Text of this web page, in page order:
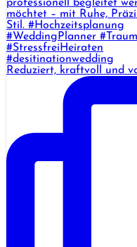
Reduziert, kraftvoll und